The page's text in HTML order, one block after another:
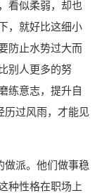
看似柔弱，却也
，就好比这细小
防止水势过大而
别人更多的努
练意志，提升自
历过风雨，才能见
做派。他们做事稳
种性格在职场上